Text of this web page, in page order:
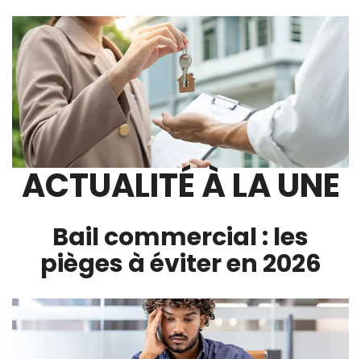
ACTUALITÉ À LA UNE
Bail commercial : les
pièges à éviter en 2026